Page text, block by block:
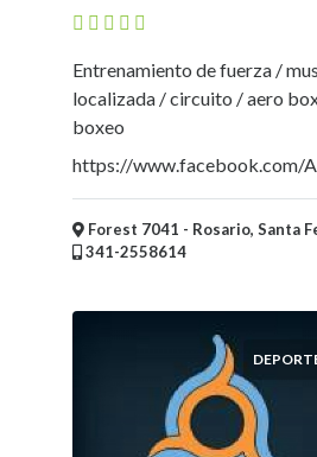
Entrenamiento de fuerza /
localizada / circuito / aero
boxeo
https://www.facebook.com/
Forest 7041 - Rosario, Santa
341-2558614